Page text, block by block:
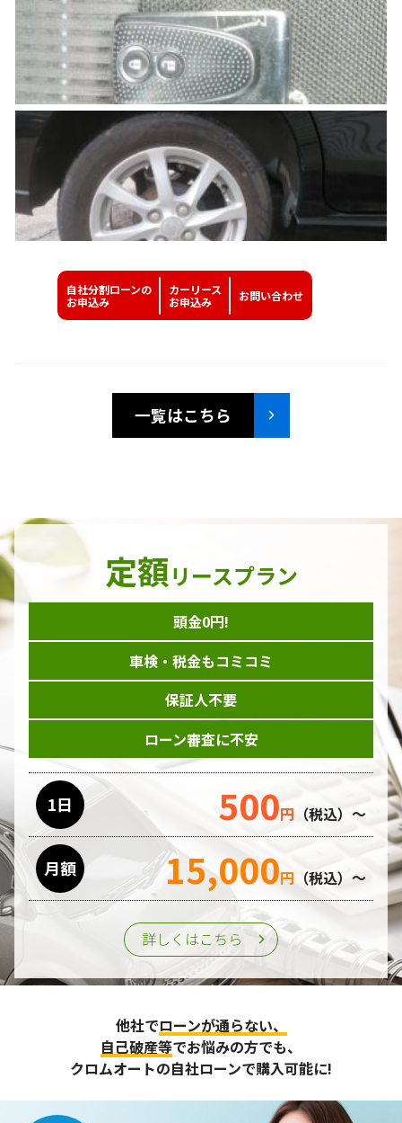
自社分割ローンの
お申込み
カーリース
お申込み
お問い合わせ
一覧はこちら
定額リースプラン
頭金0円!
車検・税金もコミコミ
保証人不要
ローン審査に不安
1日 500円 （税込）～
月額 15,000円 （税込）～
詳しくはこちら
他社でローンが通らない、
自己破産等でお悩みの方でも、
クロムオートの自社ローンで購入可能に!